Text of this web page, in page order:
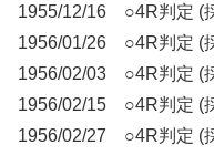
1955/12/16 ○4R判定 (
1956/01/26 ○4R判定 (
1956/02/03 ○4R判定 (
1956/02/15 ○4R判定 (
1956/02/27 ○4R判定 (